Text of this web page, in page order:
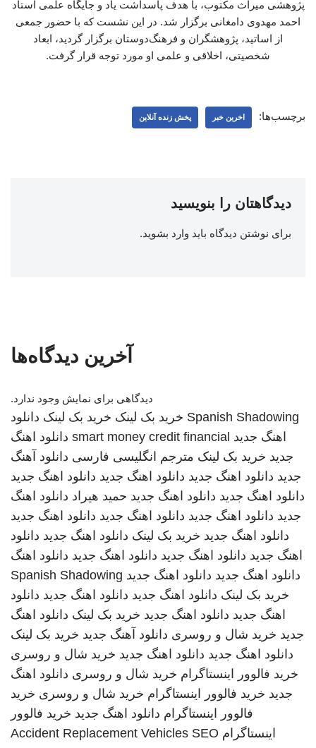
پژوهشی میراث مکتوب، با هدف پاسداشت یاد و جایگاه علمی استاد
احمد مهدوی دامغانی برگزار شد. در این نشست که با حضور جمعی
از اساتید، پژوهشگران و فرهنگ‌دوستان برگزار گردید، ابعاد
شخصیتی، اخلاقی و علمی او مورد توجه قرار گرفت.
برچسب‌ها: اخرین خبر پخش زنده آنلاین
دیدگاهتان را بنویسید
برای نوشتن دیدگاه باید وارد بشوید.
آخرین دیدگاه‌ها
دیدگاهی برای نمایش وجود ندارد.
Spanish Shadowing خرید بک لینک خرید بک لینک دانلود
اهنگ جدید smart money credit financial دانلود اهنگ
جدید خرید بک لینک مترجم انگلیسی فارسی دانلود آهنگ
جدید دانلود اهنگ جدید دانلود اهنگ جدید دانلود اهنگ جدید
دانلود اهنگ جدید دانلود اهنگ جدید حمید هیراد دانلود اهنگ
جدید دانلود اهنگ جدید دانلود اهنگ جدید دانلود اهنگ جدید
دانلود اهنگ جدید خرید بک لینک دانلود اهنگ جدید دانلود
اهنگ جدید دانلود اهنگ جدید دانلود اهنگ جدید دانلود اهنگ
دانلود اهنگ جدید دانلود اهنگ جدید Spanish Shadowing
خرید بک لینک دانلود اهنگ جدید دانلود اهنگ جدید دانلود
اهنگ جدید دانلود اهنگ جدید خرید بک لینک دانلود اهنگ
جدید خرید شال و روسری دانلود آهنگ جدید خرید بک لینک
دانلود اهنگ جدید دانلود اهنگ جدید خرید شال و روسری
خرید فالوور اینستاگرام خرید شال و روسری دانلود اهنگ
جدید خرید فالوور اینستاگرام خرید شال و روسری خرید
فالوور اینستاگرام دانلود اهنگ جدید خرید فالوور
اینستاگرام
Accident Replacement Vehicles SEO